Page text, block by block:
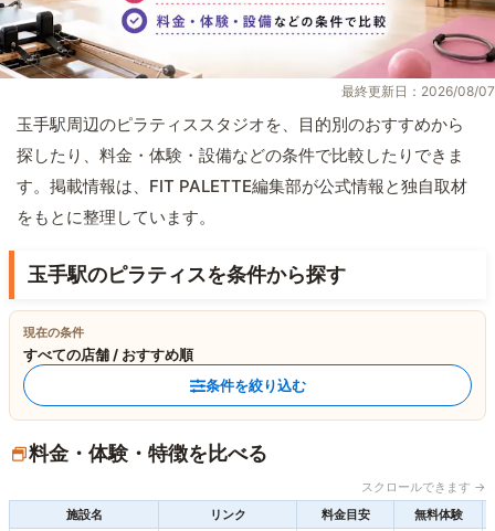
最終更新日：2026/08/07
玉手駅周辺のピラティススタジオを、目的別のおすすめから
探したり、料金・体験・設備などの条件で比較したりできま
す。掲載情報は、FIT PALETTE編集部が公式情報と独自取材
をもとに整理しています。
玉手駅のピラティスを条件から探す
現在の条件
すべての店舗 / おすすめ順
条件を絞り込む
料金・体験・特徴を比べる
スクロールできます →
施設名
リンク 料金目安 無料体験